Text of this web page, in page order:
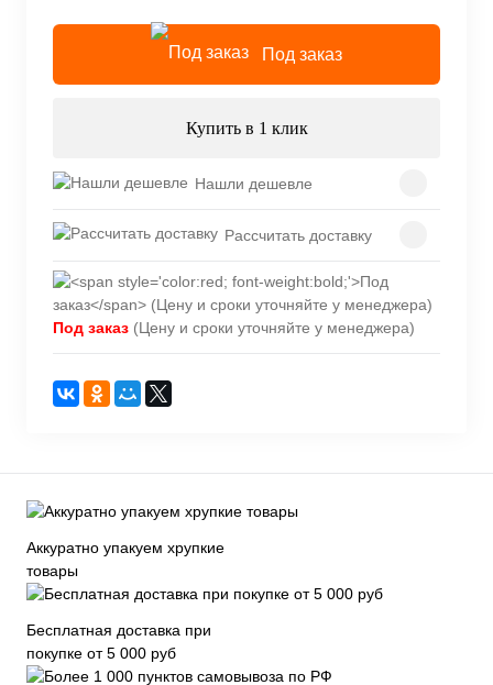
Под заказ
Купить в 1 клик
Нашли дешевле
Рассчитать доставку
Под заказ (Цену и сроки уточняйте у менеджера)
Аккуратно упакуем хрупкие
товары
Бесплатная доставка при
покупке от 5 000 руб